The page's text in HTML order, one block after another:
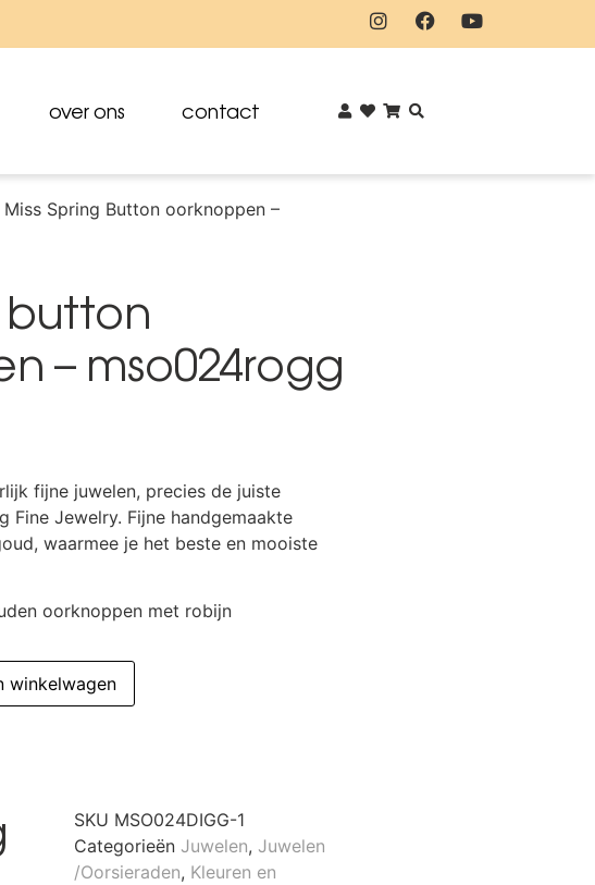
over ons contact
Miss Spring Button oorknoppen –
button
– mso024rogg
fijne juwelen, precies de juiste
Fine Jewelry. Fijne handgemaakte
waarmee je het beste en mooiste
oorknoppen met robijn
winkelwagen
SKU MSO024DIGG-1
Categorieën Juwelen, Juwelen
/Oorsieraden, Kleuren en